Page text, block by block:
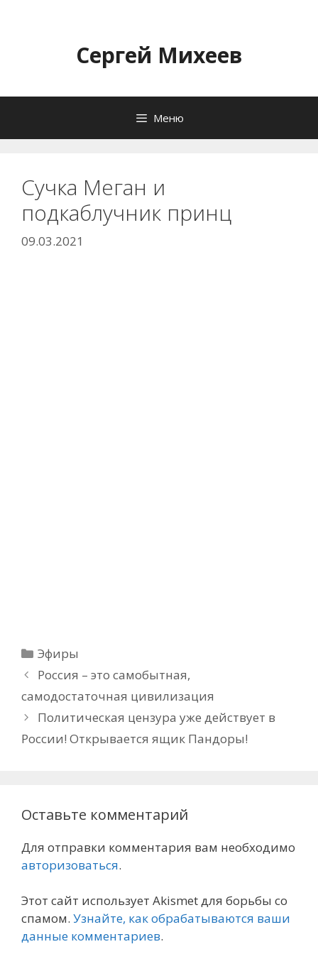
содержимомуСергей Михеев
Меню
Сучка Меган и
подкаблучник принц
09.03.2021
Рубрики
Эфиры
Россия – это самобытная,
самодостаточная цивилизация
Политическая цензура уже действует в
России! Открывается ящик Пандоры!
Оставьте комментарий
Для отправки комментария вам необходимо
авторизоваться.
Этот сайт использует Akismet для борьбы со
спамом. Узнайте, как обрабатываются ваши
данные комментариев.